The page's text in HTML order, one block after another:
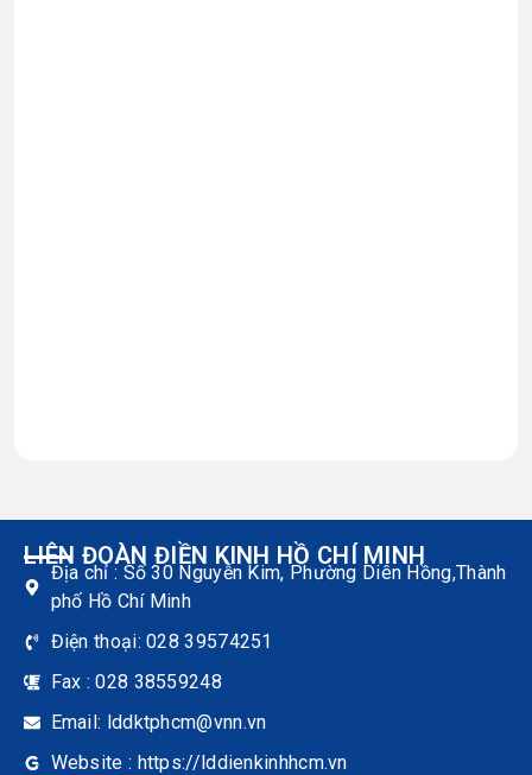
LIÊN ĐOÀN ĐIỀN KINH HỒ CHÍ MINH
Địa chỉ : Số 30 Nguyễn Kim, Phường Diên Hồng,Thành
phố Hồ Chí Minh
Điện thoại: 028 39574251
Fax : 028 38559248
Email: lddktphcm@vnn.vn
Website : https://lddienkinhhcm.vn